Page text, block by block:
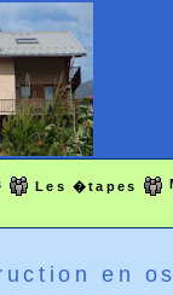
Les �tapes
en